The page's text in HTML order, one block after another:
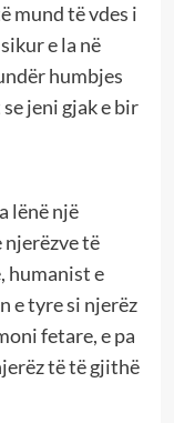
mund të vdes i
e la në
humbjes
jeni gjak e bir
lënë një
të
humanist e
e tyre si njerëz
fetare, e pa
të të gjithë